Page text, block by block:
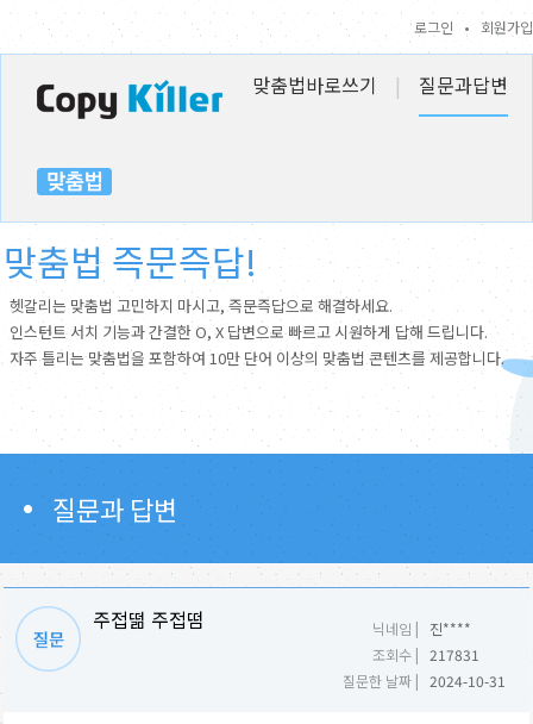
로그인 • 회원가입
맞춤법바로쓰기 | 질문과답변
맞춤법 즉문즉답!
헷갈리는 맞춤법 고민하지 마시고, 즉문즉답으로 해결하세요.
인스턴트 서치 기능과 간결한 O, X 답변으로 빠르고 시원하게 답해 드립니다.
자주 틀리는 맞춤법을 포함하여 10만 단어 이상의 맞춤법 콘텐츠를 제공합니다.
질문과 답변
닉네임 |
진****
조회수 | 217831
질문한 날짜 | 2024-10-31
주접떪 주접떰